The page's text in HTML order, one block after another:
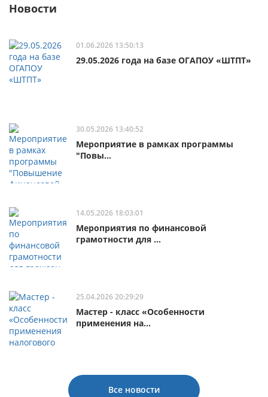
Новости
01.06.2026 13:50:13
29.05.2026 года на базе ОГАПОУ «ШТПТ»
30.05.2026 13:40:52
Мероприятие в рамках программы
"Повы...
14.05.2026 18:03:01
Мероприятия по финансовой
грамотности для ...
25.04.2026 20:29:29
Мастер - класс «Особенности
применения на...
Все новости